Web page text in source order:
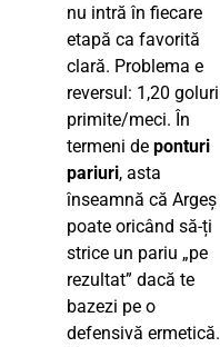
nu intră în fiecare
etapă ca favorită
clară. Problema e
reversul: 1,20 goluri
primite/meci. În
termeni de ponturi
pariuri, asta
înseamnă că Argeș
poate oricând să-ți
strice un pariu „pe
rezultat” dacă te
bazezi pe o
defensivă ermetică.